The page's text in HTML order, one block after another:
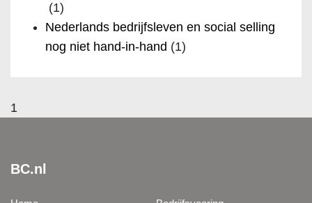
(1)
Nederlands bedrijfsleven en social selling
nog niet hand-in-hand (1)
1
BC.nl